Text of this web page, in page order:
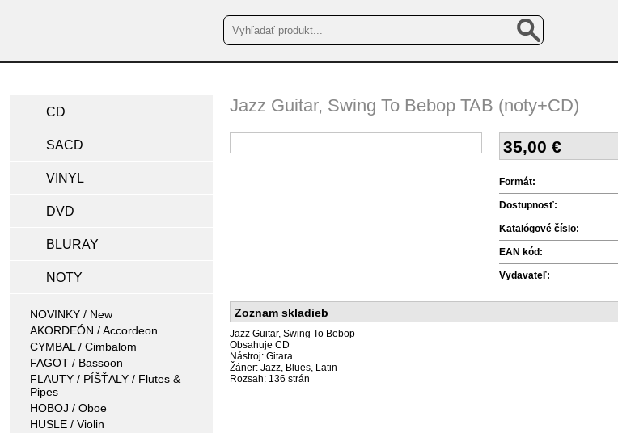
CD
SACD
VINYL
DVD
BLURAY
NOTY
NOVINKY / New
AKORDEÓN / Accordeon
CYMBAL / Cimbalom
FAGOT / Bassoon
FLAUTY / PÍŠŤALY / Flutes &
Pipes
HOBOJ / Oboe
HUSLE / Violin
Jazz Guitar, Swing To Bebop TAB (noty+CD)
35,00 €
Formát:
Dostupnosť:
Katalógové číslo:
EAN kód:
Vydavateľ:
Zoznam skladieb
Jazz Guitar, Swing To Bebop
Obsahuje CD
Nástroj: Gitara
Žáner: Jazz, Blues, Latin
Rozsah: 136 strán